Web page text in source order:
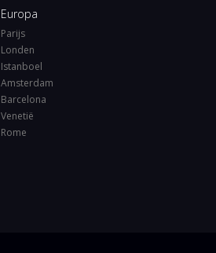
Europa
Parijs
Londen
Istanboel
Amsterdam
Barcelona
Venetië
Rome